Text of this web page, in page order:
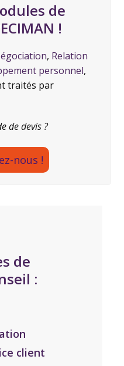
de
!
, Relation
personnel,
traités par
de devis ?
nous !
de
:
client